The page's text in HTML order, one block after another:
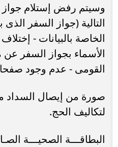
وسيتم رفض إستلام
التالية (جواز السفر
الخاصة بالبيانات -
الأسماء بجواز السفر عن
القومى - عدم وجود
صورة من إيصال السداد
لتكاليف الحج.
البطاقـــة الصحيـــة